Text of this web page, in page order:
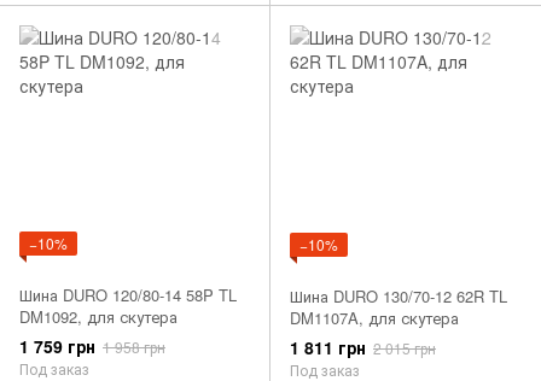
−10%
Шина DURO 120/80-14 58P TL
DM1092, для скутера
1 759 грн 1 958 грн
Под заказ
−10%
Шина DURO 130/70-12 62R TL
DM1107A, для скутера
1 811 грн 2 015 грн
Под заказ